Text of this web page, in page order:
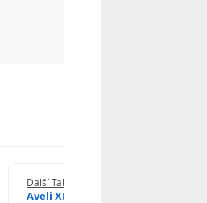
Další Tabule
Aveli XRT-00093 bílá